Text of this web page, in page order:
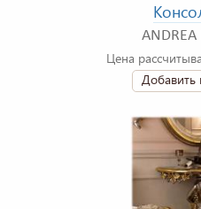
ANDREA
Цена
Добавить